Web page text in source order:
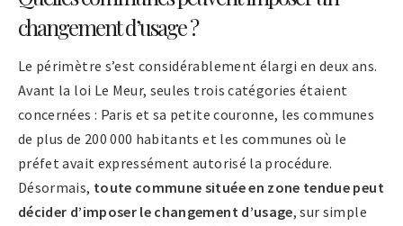
changement d’usage ?
Le périmètre s’est considérablement élargi en deux ans.
Avant la loi Le Meur, seules trois catégories étaient
concernées : Paris et sa petite couronne, les communes
de plus de 200 000 habitants et les communes où le
préfet avait expressément autorisé la procédure.
Désormais, toute commune située en zone tendue peut
décider d’imposer le changement d’usage, sur simple